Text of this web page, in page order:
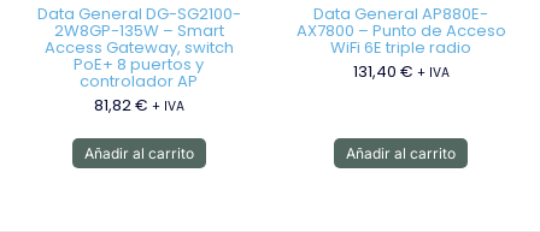
Data General DG-SG2100-
2W8GP-135W – Smart
Access Gateway, switch
PoE+ 8 puertos y
controlador AP
81,82€ + IVA
Añadir al carrito
Data General AP880E-
AX7800 – Punto de Acceso
WiFi 6E triple radio
131,40 € + IVA
Añadir al carrito